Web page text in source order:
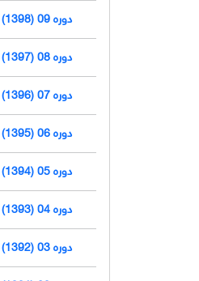
دوره 09 (1398)
دوره 08 (1397)
دوره 07 (1396)
دوره 06 (1395)
دوره 05 (1394)
دوره 04 (1393)
دوره 03 (1392)